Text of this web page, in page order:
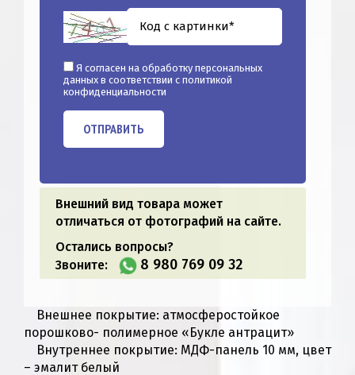
Я согласен на обработку персональных
данных в соответствии с политикой
конфиденциальности
ОТПРАВИТЬ
Внешний вид товара может
отличаться от фотографий на сайте.
Остались вопросы?
Звоните:
8 980 769 09 32
Внешнее покрытие: атмосферостойкое
порошково- полимерное «Букле антрацит»
Внутреннее покрытие: МДФ-панель 10 мм, цвет
– эмалит белый